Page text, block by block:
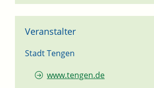
Veranstalter
Stadt Tengen
www.tengen.de